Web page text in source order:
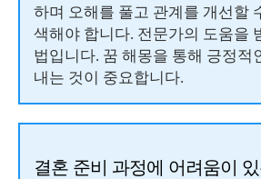
하며 오해를 풀고 관계를 개선할
색해야 합니다. 전문가의 도움을
법입니다. 꿈 해몽을 통해 긍정적
내는 것이 중요합니다.
결혼 준비 과정에 어려움이